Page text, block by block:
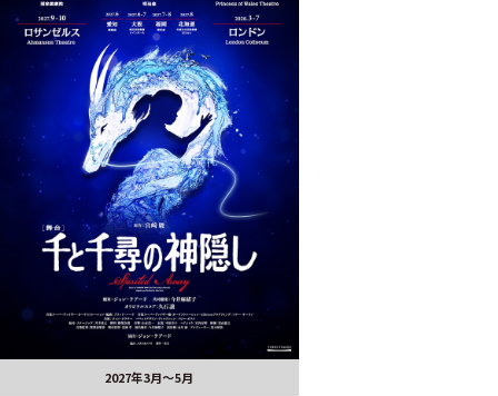
2027年3月～5月